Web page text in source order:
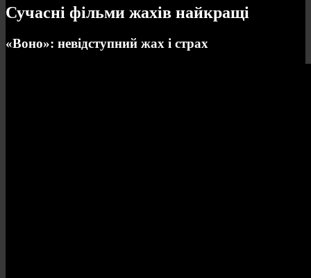
Сучасні фільми жахів найкращі
«Воно»: невідступний жах і страх